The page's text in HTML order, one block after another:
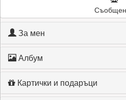
За мен
Албум
Картички и подаръци